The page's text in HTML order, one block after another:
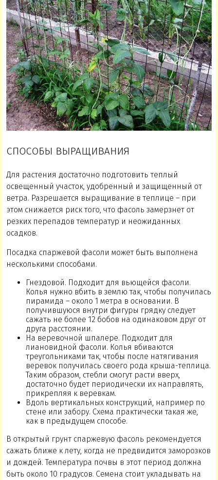
СПОСОБЫ ВЫРАЩИВАНИЯ
Для растения достаточно подготовить теплый
освещенный участок, удобренный и защищенный от
ветра. Разрешается выращивание в теплице – при
этом снижается риск того, что фасоль замерзнет от
резких перепадов температур и неожиданных
осадков.
Посадка спаржевой фасоли может быть выполнена
несколькими способами.
Гнездовой. Подходит для вьющейся фасоли.
Колья нужно вбить в землю так, чтобы получилась
пирамида – около 1 метра в основании. В
получившуюся внутри фигуры грядку следует
сажать не более 12 бобов на одинаковом друг от
друга расстоянии.
На веревочной шпалере. Подходит для
лиановидной фасоли. Колья вбиваются
треугольниками так, чтобы после натягивания
веревок получилась своего рода крыша-теплица.
Таким образом, стебли смогут расти вверх,
достаточно будет периодически их направлять,
прикрепляя к веревкам.
Вдоль вертикальных конструкций, например по
стене или забору. Схема практически такая же,
как в предыдущем способе.
В открытый грунт спаржевую фасоль рекомендуется
сажать ближе к лету, когда не предвидится заморозков
и дождей. Температура почвы в этот период должна
быть около 10 градусов. Семена стоит укладывать на